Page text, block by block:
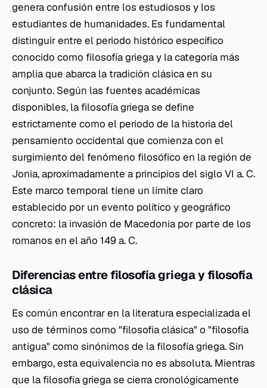
genera confusión entre los estudiosos y los
estudiantes de humanidades. Es fundamental
distinguir entre el periodo histórico específico
conocido como filosofía griega y la categoría más
amplia que abarca la tradición clásica en su
conjunto. Según las fuentes académicas
disponibles, la filosofía griega se define
estrictamente como el periodo de la historia del
pensamiento occidental que comienza con el
surgimiento del fenómeno filosófico en la región de
Jonia, aproximadamente a principios del siglo VI a. C.
Este marco temporal tiene un límite claro
establecido por un evento político y geográfico
concreto: la invasión de Macedonia por parte de los
romanos en el año 149 a. C.
Diferencias entre filosofía griega y filosofía
clásica
Es común encontrar en la literatura especializada el
uso de términos como "filosofía clásica" o "filosofía
antigua" como sinónimos de la filosofía griega. Sin
embargo, esta equivalencia no es absoluta. Mientras
que la filosofía griega se cierra cronológicamente